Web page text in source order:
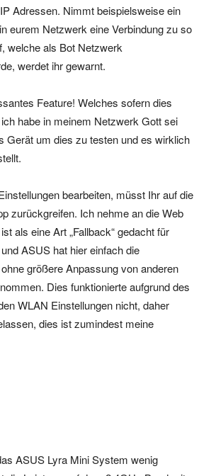
Adressen. Nimmt beispielsweise ein
eurem Netzwerk eine Verbindung zu so
welche als Bot Netzwerk
werdet ihr gewarnt.
Feature! Welches sofern dies
habe in meinem Netzwerk Gott sei
Gerät um dies zu testen und es wirklich
bearbeiten, müsst Ihr auf die
zurückgreifen. Ich nehme an die Web
als eine Art „Fallback“ gedacht für
ASUS hat hier einfach die
größere Anpassung von anderen
Dies funktionierte aufgrund des
WLAN Einstellungen nicht, daher
dies ist zumindest meine
ASUS Lyra Mini System wenig